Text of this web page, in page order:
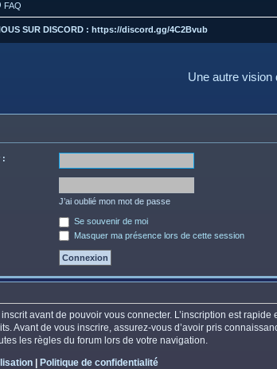
FAQ
SUR DISCORD : https://discord.gg/4C2Bvub
Une autre vision
:
J’ai oublié mon mot de passe
Se souvenir de moi
Masquer ma présence lors de cette session
avant de pouvoir vous connecter. L’inscription est
Avant de vous inscrire, assurez-vous d’avoir pris
les règles du forum lors de votre navigation.
| Politique de confidentialité